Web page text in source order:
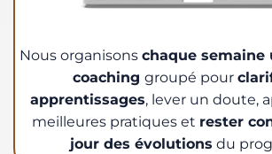
Nous organisons chaque semaine
coaching groupé pour
apprentissages, lever un doute,
meilleures pratiques et rester
jour des évolutions du